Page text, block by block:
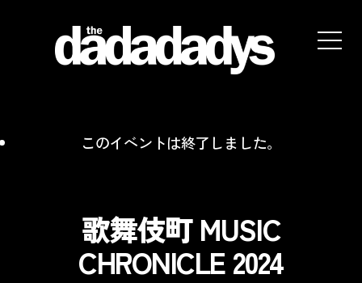
websiteこのイベントは終了しました。
歌舞伎町 MUSIC
CHRONICLE 2024